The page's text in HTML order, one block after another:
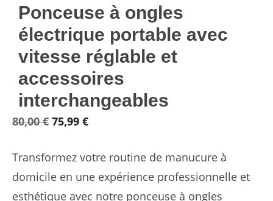
Ponceuse à ongles
électrique portable avec
vitesse réglable et
accessoires
interchangeables
80,00€ Le
initial
était :
75,99 €Le
actuel
est :
Transformez votre routine de manucure à
domicile en une expérience professionnelle et
esthétique avec notre ponceuse à ongles